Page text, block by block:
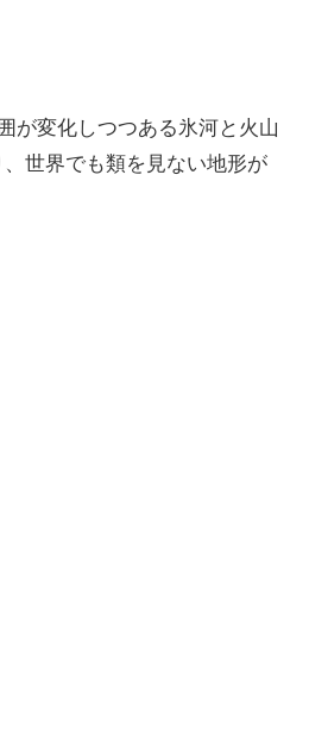
が変化しつつある氷河と火山
世界でも類を見ない地形が